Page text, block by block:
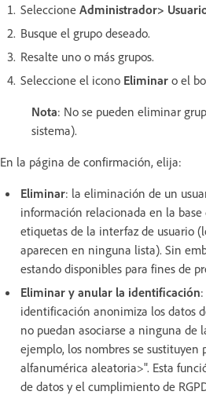
Seleccione Administrador>
Busque el grupo deseado.
Resalte uno o más grupos.
Seleccione el icono Eliminar o el
Nota: No se pueden eliminar
sistema).
En la página de confirmación, elija:
Eliminar: la eliminación de un
información relacionada en la base
etiquetas de la interfaz de usuario
aparecen en ninguna lista). Sin
estando disponibles para fines de
Eliminar y anular la identificación
identificación anonimiza los datos
no puedan asociarse a ninguna de
ejemplo, los nombres se sustituyen
alfanumérica aleatoria>". Esta
de datos y el cumplimiento de